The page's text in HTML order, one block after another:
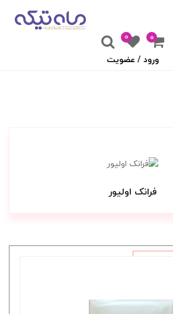
۰
0
ورود / عضویت
فرانک اولیور